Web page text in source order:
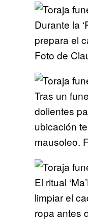
Durante la
prepara el
Foto de
Tras un
dolientes
ubicación
mausoleo.
El ritual
limpiar el
ropa antes